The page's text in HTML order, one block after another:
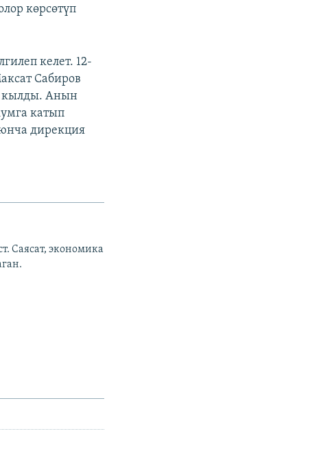
көрсөтүп
келет. 12-
Сабиров
кылды. Анын
катып
дирекция
Саясат, экономика